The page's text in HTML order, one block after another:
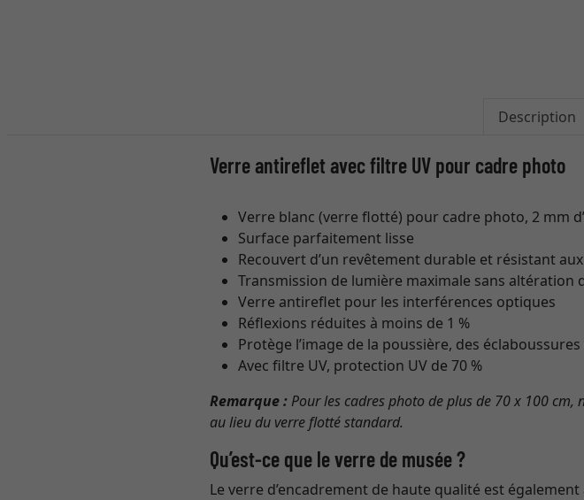
Description
Verre antireflet avec filtre UV pour cadre photo
Verre blanc (verre flotté) pour cadre photo, 2 mm
Surface parfaitement lisse
Recouvert d’un revêtement durable et résistant
Transmission de lumière maximale sans altération
Verre antireflet pour les interférences optiques
Réflexions réduites à moins de 1 %
Protège l’image de la poussière, des éclaboussures
Avec filtre UV, protection UV de 70 %
Remarque : Pour les cadres photo de plus de 70 x 100
au lieu du verre flotté standard.
Qu’est-ce que le verre de musée ?
Le verre d’encadrement de haute qualité est